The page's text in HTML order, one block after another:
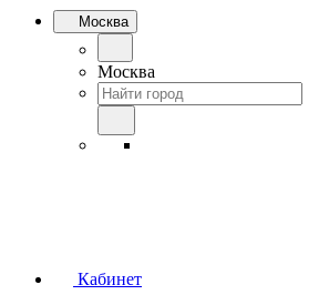
Москва
Москва
Кабинет